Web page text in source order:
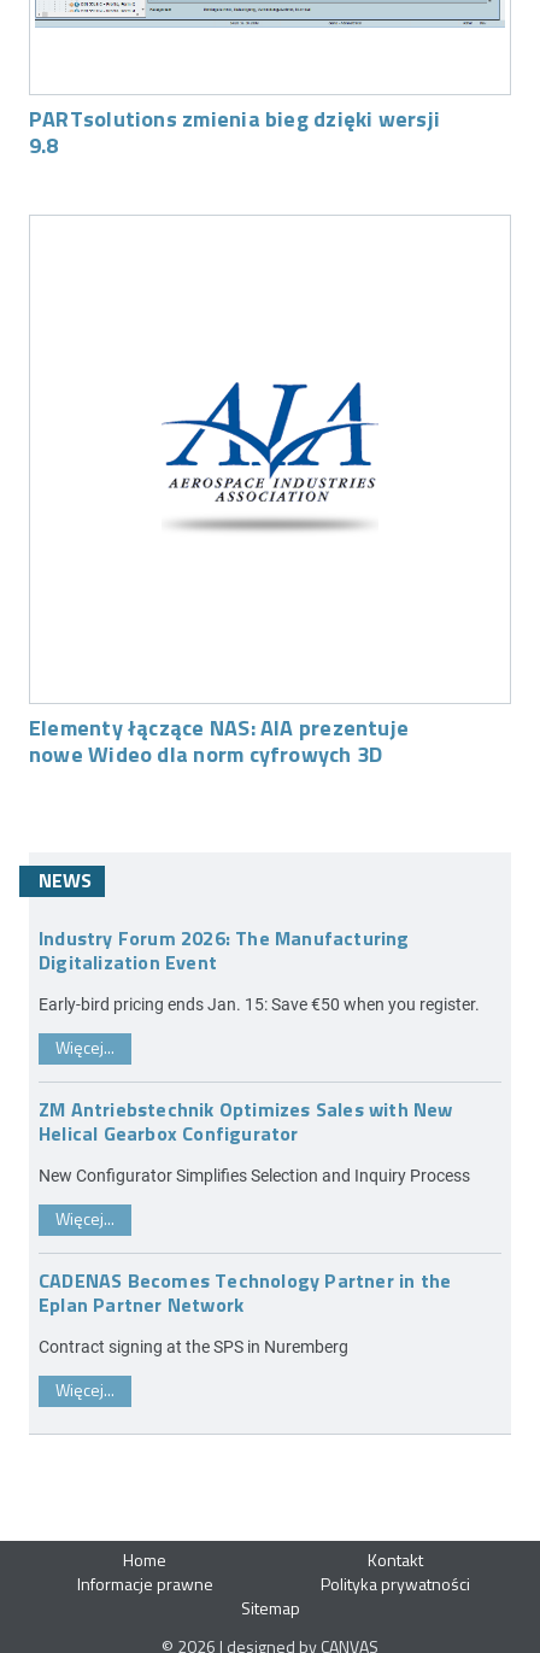
PARTsolutions zmienia bieg dzięki wersji
9.8
Elementy łączące NAS: AIA prezentuje
nowe Wideo dla norm cyfrowych 3D
NEWS
Industry Forum 2026: The Manufacturing
Digitalization Event
Early-bird pricing ends Jan. 15: Save €50 when you register.
Więcej...
ZM Antriebstechnik Optimizes Sales with New
Helical Gearbox Configurator
New Configurator Simplifies Selection and Inquiry Process
Więcej...
CADENAS Becomes Technology Partner in the
Eplan Partner Network
Contract signing at the SPS in Nuremberg
Więcej...
Home
Kontakt
Informacje prawne
Polityka prywatności
Sitemap
© 2026 | designed by CANVAS